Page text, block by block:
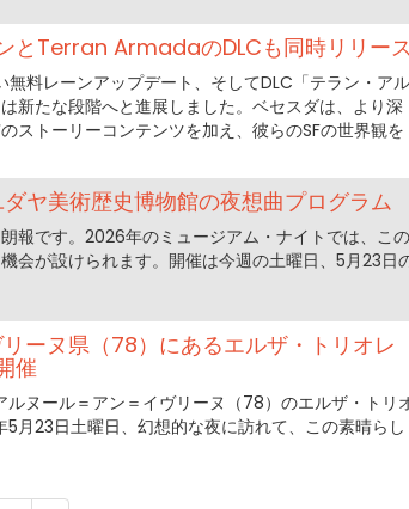
とTerran ArmadaのDLCも同時リリー
料レーンアップデート、そしてDLC「テラン・アル
新たな段階へと進展しました。ベセスダは、より深
ストーリーコンテンツを加え、彼らのSFの世界観を
ヤ美術歴史博物館の夜想曲プログラム
報です。2026年のミュージアム・ナイトでは、この
会が設けられます。開催は今週の土曜日、5月23日
ーヌ県（78）にあるエルザ・トリオレ
催
ヌール＝アン＝イヴリーヌ（78）のエルザ・トリ
月23日土曜日、幻想的な夜に訪れて、この素晴らし